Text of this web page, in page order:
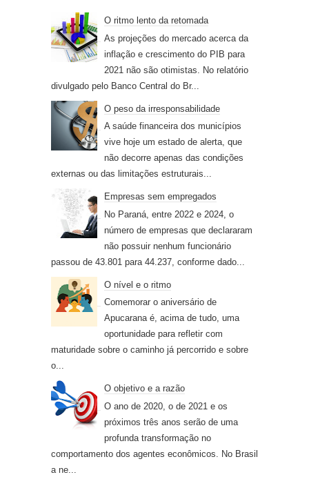
O ritmo lento da retomada
As projeções do mercado acerca da
inflação e crescimento do PIB para
2021 não são otimistas. No relatório
divulgado pelo Banco Central do Br...
O peso da irresponsabilidade
A saúde financeira dos municípios
vive hoje um estado de alerta, que
não decorre apenas das condições
externas ou das limitações estruturais...
Empresas sem empregados
No Paraná, entre 2022 e 2024, o
número de empresas que declararam
não possuir nenhum funcionário
passou de 43.801 para 44.237, conforme dado...
O nível e o ritmo
Comemorar o aniversário de
Apucarana é, acima de tudo, uma
oportunidade para refletir com
maturidade sobre o caminho já percorrido e sobre
o...
O objetivo e a razão
O ano de 2020, o de 2021 e os
próximos três anos serão de uma
profunda transformação no
comportamento dos agentes econômicos. No Brasil
a ne...